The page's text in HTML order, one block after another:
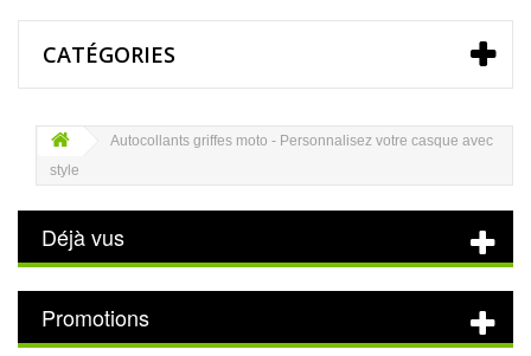
CATÉGORIES
Autocollants griffes moto - Personnalisez votre casque avec
style
Déjà vus
Promotions